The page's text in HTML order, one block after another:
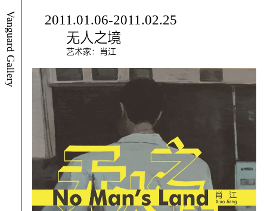
Vanguard Gallery
2011.01.06-2011.02.25
无人之境
艺术家：肖江